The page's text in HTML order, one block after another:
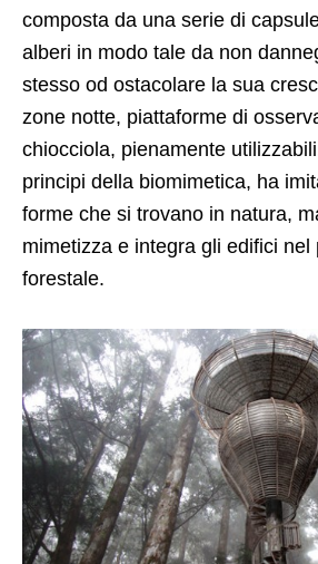
composta da una serie di
alberi in modo tale da non
stesso od ostacolare la sua
zone notte, piattaforme di
chiocciola, pienamente
principi della biomimetica, ha
forme che si trovano in natura,
mimetizza e integra gli edifici nel
forestale.